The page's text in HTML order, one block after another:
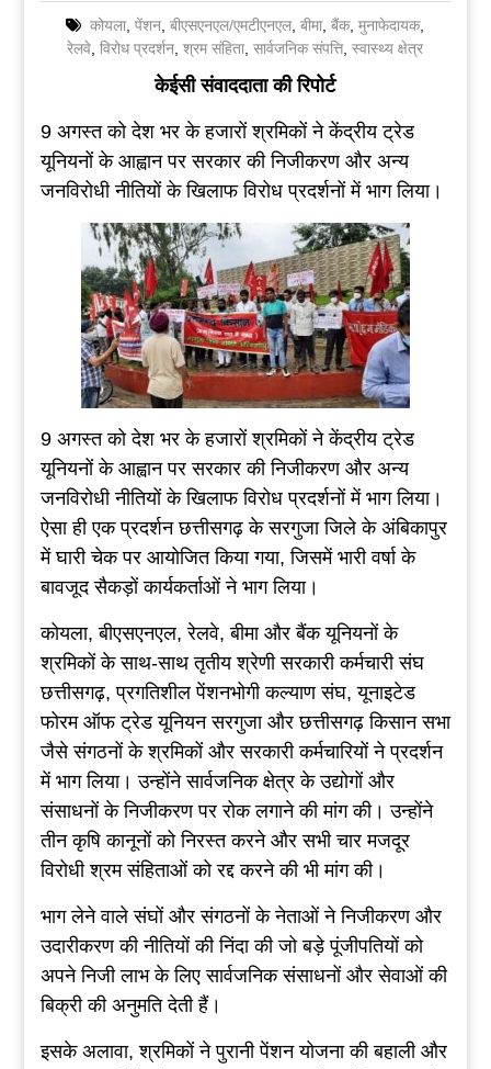
कोयला,पेंशन,बीएसएनएल/एमटीएनएल,बीमा,बैंक,मुनाफेदायक,
रेलवे,विरोध प्रदर्शन,श्रम संहिता,सार्वजनिक संपत्ति,स्वास्थ्य क्षेत्र
केईसी संवाददाता की रिपोर्ट
9 अगस्त को देश भर के हजारों श्रमिकों ने केंद्रीय ट्रेड
यूनियनों के आह्वान पर सरकार की निजीकरण और अन्य
जनविरोधी नीतियों के खिलाफ विरोध प्रदर्शनों में भाग लिया।
9 अगस्त को देश भर के हजारों श्रमिकों ने केंद्रीय ट्रेड
यूनियनों के आह्वान पर सरकार की निजीकरण और अन्य
जनविरोधी नीतियों के खिलाफ विरोध प्रदर्शनों में भाग लिया।
ऐसा ही एक प्रदर्शन छत्तीसगढ़ के सरगुजा जिले के अंबिकापुर
में घारी चेक पर आयोजित किया गया, जिसमें भारी वर्षा के
बावजूद सैकड़ों कार्यकर्ताओं ने भाग लिया।
कोयला, बीएसएनएल, रेलवे, बीमा और बैंक यूनियनों के
श्रमिकों के साथ-साथ तृतीय श्रेणी सरकारी कर्मचारी संघ
छत्तीसगढ़, प्रगतिशील पेंशनभोगी कल्याण संघ, यूनाइटेड
फोरम ऑफ ट्रेड यूनियन सरगुजा और छत्तीसगढ़ किसान सभा
जैसे संगठनों के श्रमिकों और सरकारी कर्मचारियों ने प्रदर्शन
में भाग लिया। उन्होंने सार्वजनिक क्षेत्र के उद्योगों और
संसाधनों के निजीकरण पर रोक लगाने की मांग की। उन्होंने
तीन कृषि कानूनों को निरस्त करने और सभी चार मजदूर
विरोधी श्रम संहिताओं को रद्द करने की भी मांग की।
भाग लेने वाले संघों और संगठनों के नेताओं ने निजीकरण और
उदारीकरण की नीतियों की निंदा की जो बड़े पूंजीपतियों को
अपने निजी लाभ के लिए सार्वजनिक संसाधनों और सेवाओं की
बिक्री की अनुमति देती हैं।
इसके अलावा, श्रमिकों ने पुरानी पेंशन योजना की बहाली और